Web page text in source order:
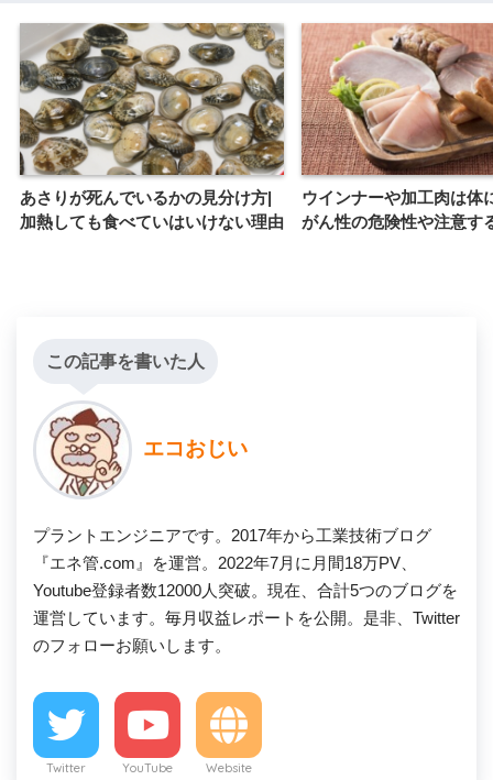
あさりが死んでいるかの見分け方|
加熱しても食べていはいけない理由
ウインナーや加工肉は体
がん性の危険性や注意す
この記事を書いた人
エコおじい
プラントエンジニアです。2017年から工業技術ブログ
『エネ管.com』を運営。2022年7月に月間18万PV、
Youtube登録者数12000人突破。現在、合計5つのブログを
運営しています。毎月収益レポートを公開。是非、Twitter
のフォローお願いします。
Twitter YouTube Website